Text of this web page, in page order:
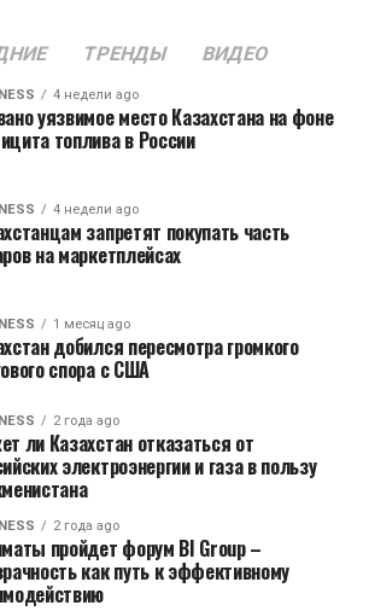
ТРЕНДЫ ВИДЕО
4 недели ago
уязвимое место Казахстана на фоне
топлива в России
4 недели ago
запретят покупать часть
на маркетплейсах
1 месяц ago
добился пересмотра громкого
спора с США
2 года ago
ли Казахстан отказаться от
электроэнергии и газа в пользу
2 года ago
пройдет форум BI Group –
как путь к эффективному